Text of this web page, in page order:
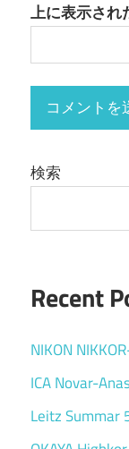
上に表示され
検索
Recent
NIKON
ICA Novar-
Leitz Summar